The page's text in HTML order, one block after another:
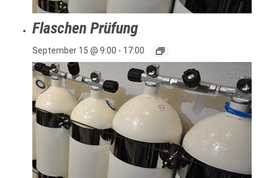
Flaschen Prüfung
September 15 @ 9:00 - 17:00